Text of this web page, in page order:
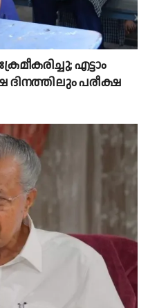
എട്ടാം
പരീക്ഷ